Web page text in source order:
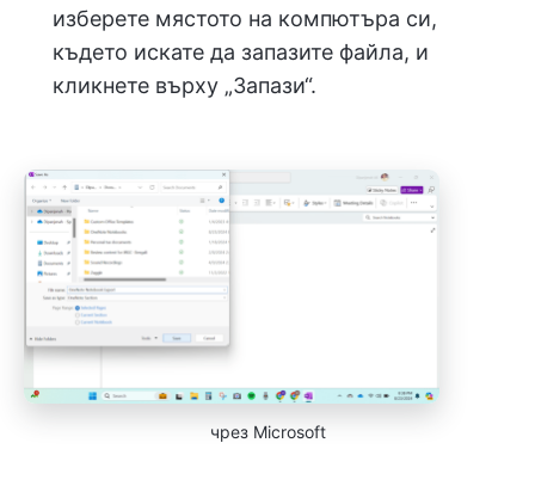
изберете мястото на компютъра си,
където искате да запазите файла, и
кликнете върху „Запази“.
чрез Microsoft